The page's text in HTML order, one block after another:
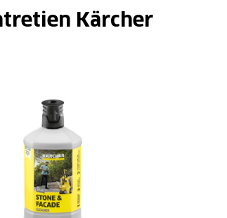
Kärcher